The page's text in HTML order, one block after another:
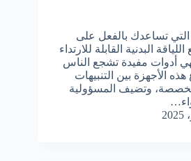
التي تساعدك بالفعل على
البدنية القابلة للارتداء
أدوات مفيدة تشجع الناس
الأجهزة بين التنبيهات
وتضيف المسؤولية